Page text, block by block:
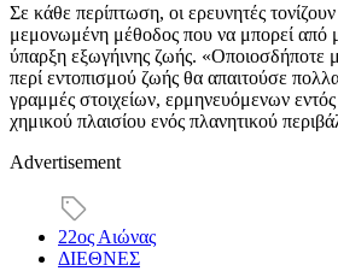
Σε κάθε περίπτωση, οι ερευνητές
μεμονωμένη μέθοδος που να μπορεί από
ύπαρξη εξωγήινης ζωής. «Οποιοσδήποτε
περί εντοπισμού ζωής θα απαιτούσε
γραμμές στοιχείων, ερμηνευόμενων
χημικού πλαισίου ενός πλανητικού
Advertisement
22ος Αιώνας
ΔΙΕΘΝΕΣ